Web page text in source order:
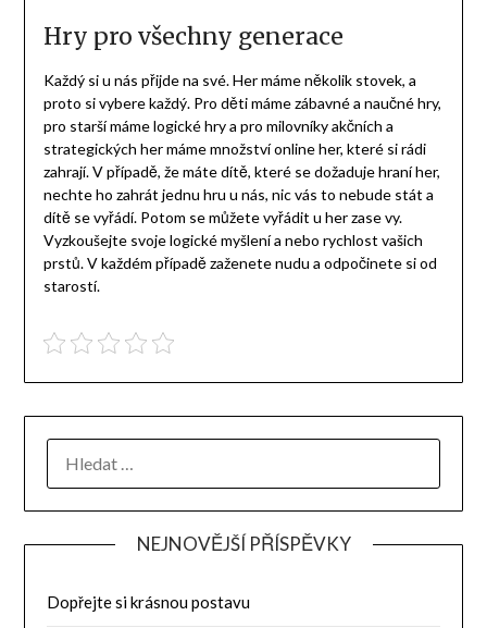
Hry pro všechny generace
Každý si u nás přijde na své. Her máme několik stovek, a
proto si vybere každý. Pro děti máme zábavné a naučné hry,
pro starší máme logické hry a pro milovníky akčních a
strategických her máme množství online her, které si rádi
zahrají. V případě, že máte dítě, které se dožaduje hraní her,
nechte ho zahrát jednu hru u nás, nic vás to nebude stát a
dítě se vyřádí. Potom se můžete vyřádit u her zase vy.
Vyzkoušejte svoje logické myšlení a nebo rychlost vašich
prstů. V každém případě zaženete nudu a odpočinete si od
starostí.
NEJNOVĚJŠÍ PŘÍSPĚVKY
Dopřejte si krásnou postavu